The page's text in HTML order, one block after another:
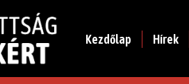
Kezdőlap Hírek